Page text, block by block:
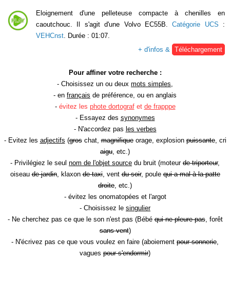
Eloignement d'une pelleteuse compacte à chenilles en
caoutchouc. Il s'agit d'une Volvo EC55B.Catégorie UCS :
VEHCnst . Durée : 01:07.
+ d'infos &
Téléchargement
Pour affiner votre recherche :
- Choisissez un ou deux mots simples
- en français de préférence, ou en anglais
- évitez les phote dortografet de frapppe
- Essayez des synonymes
- N'accordez pas les verbes
- Evitez les adjectifs (groschat,magnifiqueorage, explosionpuissante, cri
aigu , etc.)
- Privilégiez le seul nom de l'objet source du bruit (moteur de triporteur,
oiseaude jardin, klaxonde taxi, ventdu soir, poulequi a mal à la patte
droite , etc.)
- évitez les onomatopées et l'argot
- Choisissez le singulier
- Ne cherchez pas ce que le son n'est pas (Bébéqui ne pleure pas, forêt
sans vent)
- N'écrivez pas ce que vous voulez en faire (aboiement pour sonnerie
vagues pour s'endormir)